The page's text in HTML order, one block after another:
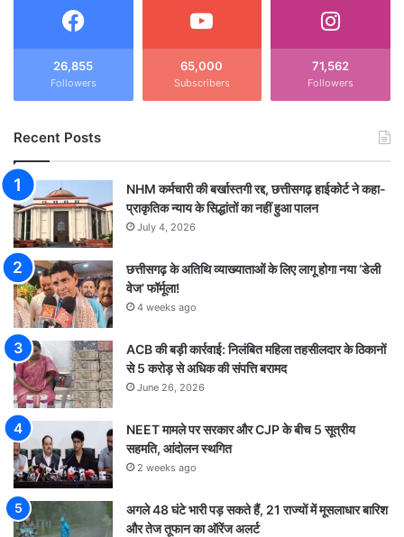
26,855
Followers
65,000
Subscribers
71,562
Followers
Recent Posts
NHM कर्मचारी की बर्खास्तगी रद्द, छत्तीसगढ़ हाईकोर्ट ने कहा-
प्राकृतिक न्याय के सिद्धांतों का नहीं हुआ पालन
July 4, 2026
छत्तीसगढ़ के अतिथि व्याख्याताओं के लिए लागू होगा नया ‘डेली
वेज’ फॉर्मूला!
4 weeks ago
ACB की बड़ी कार्रवाई: निलंबित महिला तहसीलदार के ठिकानों
से 5 करोड़ से अधिक की संपत्ति बरामद
June 26, 2026
NEET मामले पर सरकार और CJP के बीच 5 सूत्रीय
सहमति, आंदोलन स्थगित
2 weeks ago
अगले 48 घंटे भारी पड़ सकते हैं, 21 राज्यों में मूसलाधार बारिश
और तेज तूफान का ऑरेंज अलर्ट